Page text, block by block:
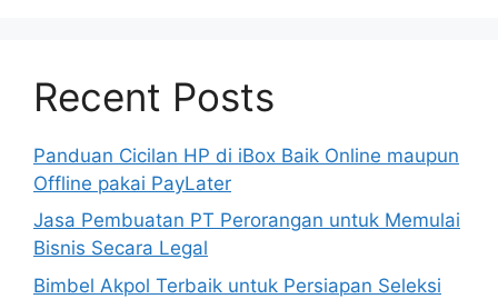
Recent Posts
Panduan Cicilan HP di iBox Baik Online maupun
Offline pakai PayLater
Jasa Pembuatan PT Perorangan untuk Memulai
Bisnis Secara Legal
Bimbel Akpol Terbaik untuk Persiapan Seleksi